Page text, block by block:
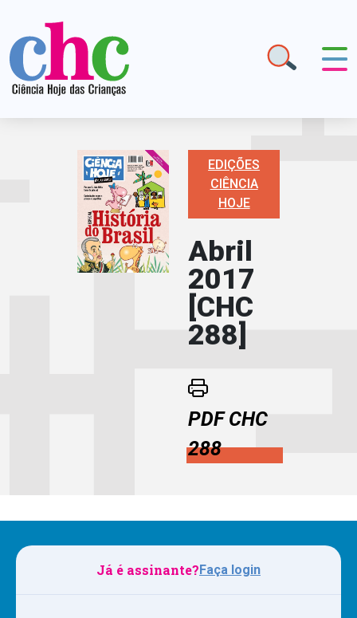
EDIÇÕES
CIÊNCIA
HOJE
Abril
2017
[CHC
288]
PDF CHC
288
Já é assinante?Faça login